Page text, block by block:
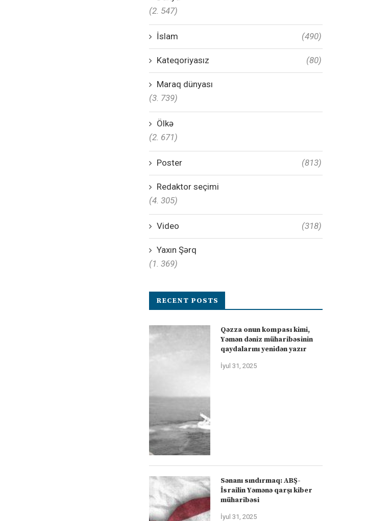
(2. 547)
İslam (490)
Kateqoriyasız (80)
Maraq dünyası
(3. 739)
Ölkə
(2. 671)
Poster (813)
Redaktor seçimi
(4. 305)
Video (318)
Yaxın Şərq
(1. 369)
RECENT POSTS
Qəzza onun kompası kimi,
Yəmən dəniz müharibəsinin
qaydalarını yenidən yazır
İyul 31, 2025
Sənanı sındırmaq: ABŞ-
İsrailin Yəmənə qarşı kiber
müharibəsi
İyul 31, 2025